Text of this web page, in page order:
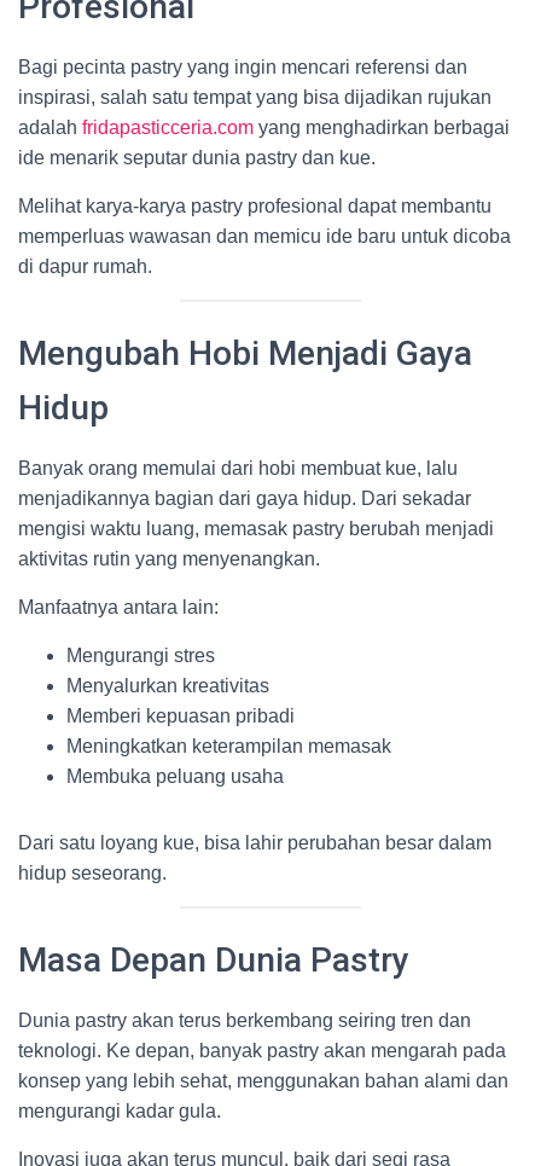
Bagi pecinta pastry yang ingin mencari referensi dan
inspirasi, salah satu tempat yang bisa dijadikan rujukan
adalah fridapasticceria.com yang menghadirkan berbagai
ide menarik seputar dunia pastry dan kue.
Melihat karya-karya pastry profesional dapat membantu
memperluas wawasan dan memicu ide baru untuk dicoba
di dapur rumah.
Mengubah Hobi Menjadi Gaya
Hidup
Banyak orang memulai dari hobi membuat kue, lalu
menjadikannya bagian dari gaya hidup. Dari sekadar
mengisi waktu luang, memasak pastry berubah menjadi
aktivitas rutin yang menyenangkan.
Manfaatnya antara lain:
Mengurangi stres
Menyalurkan kreativitas
Memberi kepuasan pribadi
Meningkatkan keterampilan memasak
Membuka peluang usaha
Dari satu loyang kue, bisa lahir perubahan besar dalam
hidup seseorang.
Masa Depan Dunia Pastry
Dunia pastry akan terus berkembang seiring tren dan
teknologi. Ke depan, banyak pastry akan mengarah pada
konsep yang lebih sehat, menggunakan bahan alami dan
mengurangi kadar gula.
Inovasi juga akan terus muncul, baik dari segi rasa